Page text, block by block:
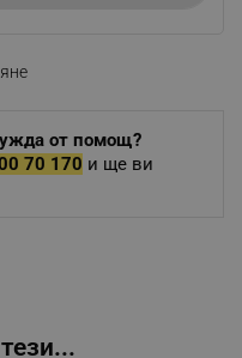
от помощ?
70 170 и ще ви